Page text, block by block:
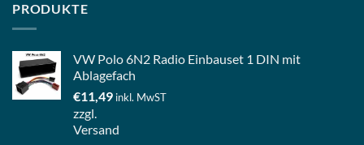
PRODUKTE
VW Polo 6N2 Radio Einbauset 1 DIN mit
Ablagefach
€11,49 inkl. MwST
zzgl.
Versand